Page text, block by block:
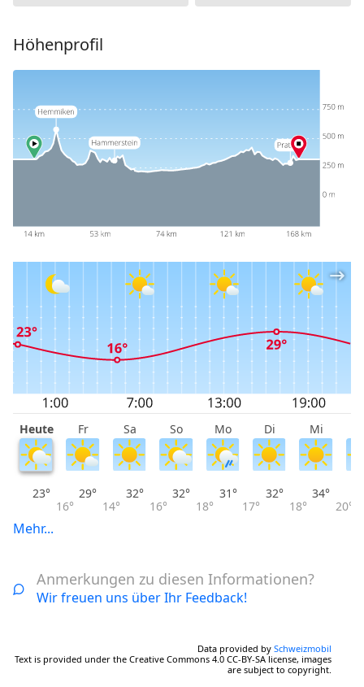
Höhenprofil
Heute Fr Sa So Mo Di Mi
23°
16°
29°
14°
32°
16°
32°
18°
31°
17°
32°
18°
34°
20°
Mehr...
Anmerkungen zu diesen Informationen?
Wir freuen uns über Ihr Feedback!
Data provided by Schweizmobil
Text is provided under the Creative Commons 4.0 CC-BY-SA license, images
are subject to copyright.